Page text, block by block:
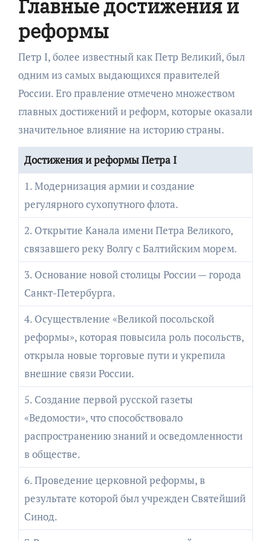
Главные достижения и
реформы
Петр I, более известный как Петр Великий, был
одним из самых выдающихся правителей
России. Его правление отмечено множеством
главных достижений и реформ, которые оказали
значительное влияние на историю страны.
Достижения и реформы Петра I
1. Модернизация армии и создание
регулярного сухопутного флота.
2. Открытие Канала имени Петра Великого,
связавшего реку Волгу с Балтийским морем.
3. Основание новой столицы России — города
Санкт-Петербурга.
4. Осуществление «Великой посольской
реформы», которая повысила роль посольств,
открыла новые торговые пути и укрепила
внешние связи России.
5. Создание первой русской газеты
«Ведомости», что способствовало
распространению знаний и осведомленности
в обществе.
6. Проведение церковной реформы, в
результате которой был учрежден Святейший
Синод.